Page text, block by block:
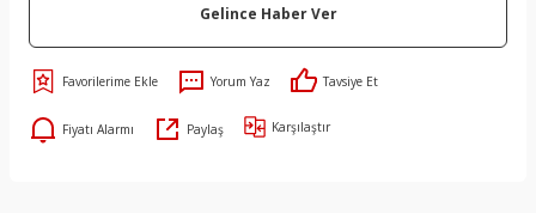
Gelince Haber Ver
Yorum Yaz Tavsiye Et
Fiyatı Alarmı Paylaş Karşılaştır